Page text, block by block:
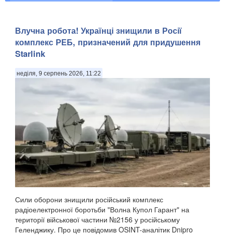
Влучна робота! Українці знищили в Росії
комплекс РЕБ, призначений для придушення
Starlink
неділя, 9 серпень 2026, 11:22
Сили оборони знищили російський комплекс
радіоелектронної боротьби "Волна Купол Гарант" на
території військової частини №2156 у російському
Геленджику. Про це повідомив OSINT-аналітик Dnipro